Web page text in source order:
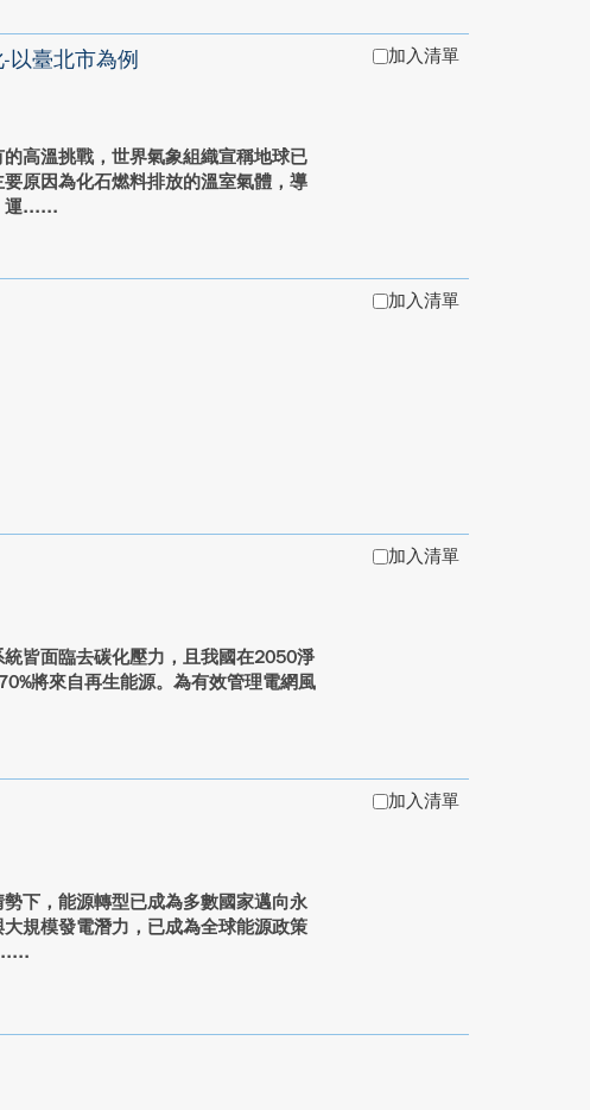
臺北市為例
高溫挑戰，世界氣象組織宣稱地球已
原因為化石燃料排放的溫室氣體，導
運...
加入清單
加入清單
皆面臨去碳化壓力，且我國在2050淨
將來自再生能源。為有效管理電網風
加入清單
下，能源轉型已成為多數國家邁向永
規模發電潛力，已成為全球能源政策
加入清單